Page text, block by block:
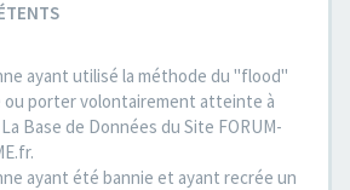
ayant utilisé la méthode du "flood"
porter volontairement atteinte à
Base de Données du Site FORUM-
ayant été bannie et ayant recrée un